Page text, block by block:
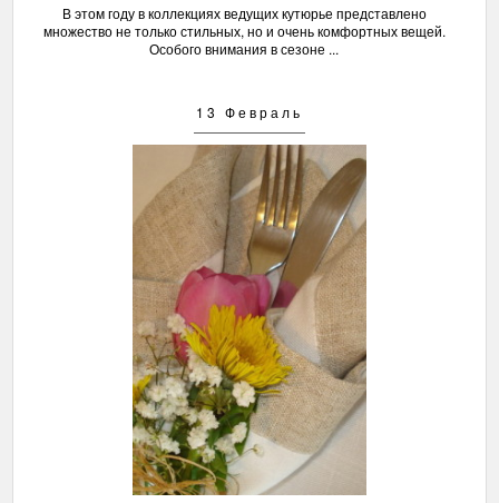
В этом году в коллекциях ведущих кутюрье представлено
множество не только стильных, но и очень комфортных вещей.
Особого внимания в сезоне ...
13 Февраль